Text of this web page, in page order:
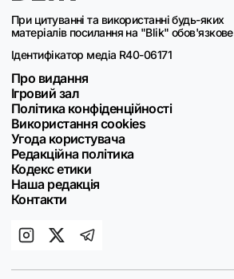
При цитуванні та використанні будь-яких
матеріалів посилання на "Blik" обов'язкове
Ідентифікатор медіа R40-06171
Про видання
Ігровий зал
Політика конфіденційності
Використання cookies
Угода користувача
Редакційна політика
Кодекс етики
Наша редакція
Контакти